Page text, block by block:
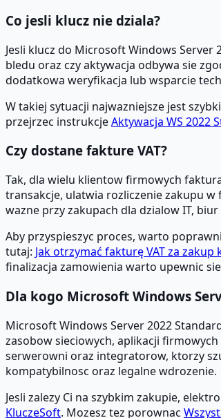
Co jesli klucz nie dziala?
Jesli klucz do Microsoft Windows
bledu oraz czy aktywacja odbywa sie
dodatkowa weryfikacja lub wsparcie
W takiej sytuacji najwazniejsze jest
przejrzec instrukcjeAktywacja WS 2022
Czy dostane fakture VAT?
Tak, dla wielu klientow firmowych
transakcje, ulatwia rozliczenie zakupu
wazne przy zakupach dla dzialow IT,
Aby przyspieszyc proces, warto
tutaj: Jak otrzymać fakturę VAT za
finalizacja zamowienia warto upewnic
Dla kogo Microsoft Windows
Microsoft Windows Server 2022
zasobow sieciowych, aplikacji
serwerowni oraz integratorow, ktorzy
kompatybilnosc oraz legalne wdrozenie.
Jesli zalezy Ci na szybkim zakupie,
KluczeSoft. Mozesz tez porownac